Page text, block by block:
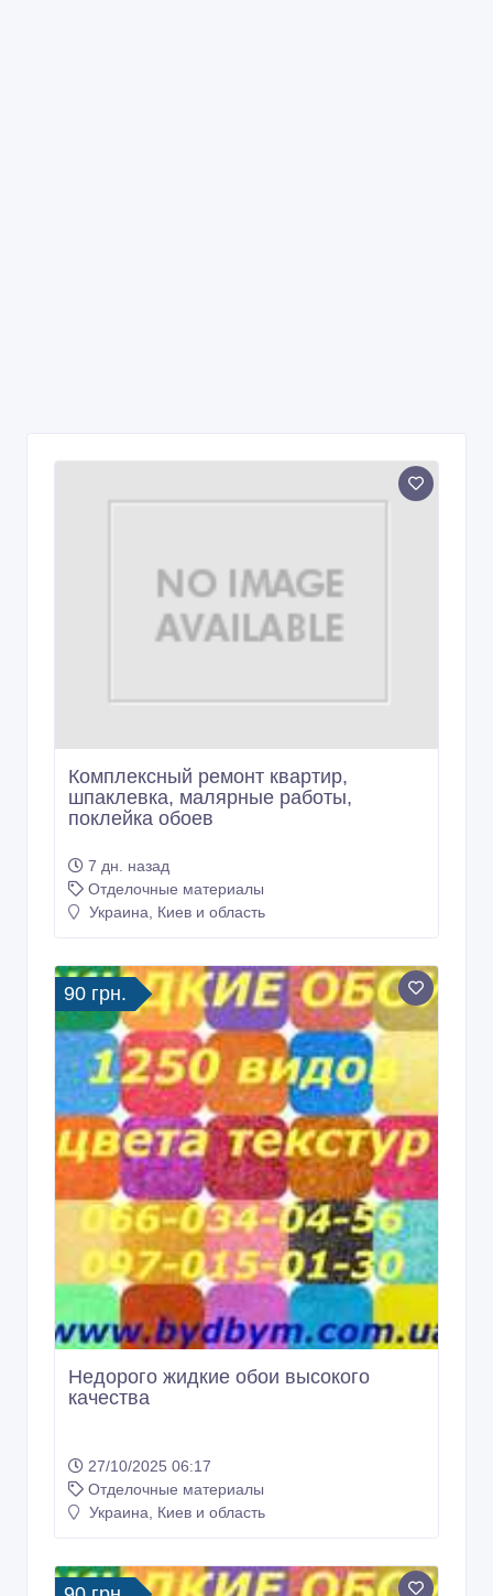
Комплексный ремонт квартир,
шпаклевка, малярные работы,
поклейка обоев
7 дн. назад
Отделочные материалы
Украина, Киев и область
90 грн.
Недорого жидкие обои высокого
качества
27/10/2025 06:17
Отделочные материалы
Украина, Киев и область